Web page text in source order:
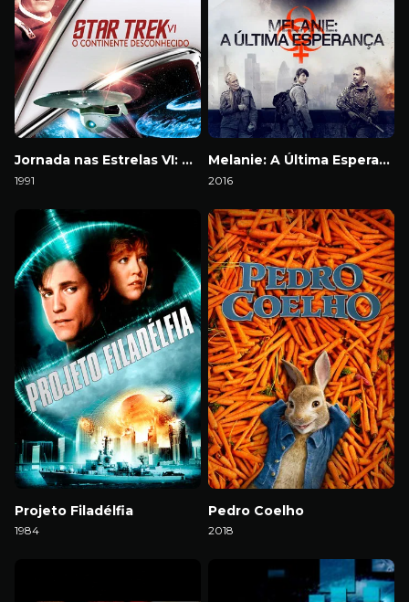
Jornada nas Estrelas VI: O Continente Desconhecido
1991
Melanie: A Última Esperança
2016
Projeto Filadélfia
1984
Pedro Coelho
2018